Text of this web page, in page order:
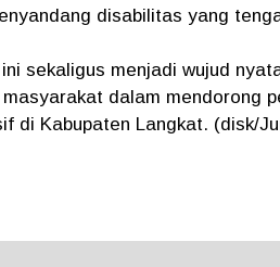
disabilitas yang
sekaligus menjadi wujud
dalam mendorong
di Kabupaten Langkat. (disk/